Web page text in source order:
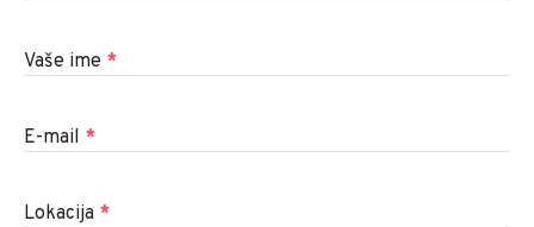
Vaše ime *
E-mail *
Lokacija *